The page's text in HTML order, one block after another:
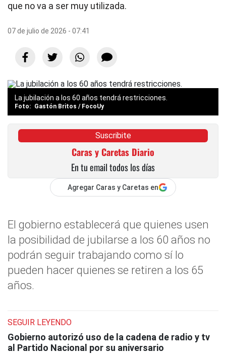
que no va a ser muy utilizada.
07 de julio de 2026 - 07:41
La jubilación a los 60 años tendrá restricciones.
Gastón Britos / FocoUy
Suscribite
Caras y Caretas Diario
En tu email todos los días
Agregar Caras y Caretas en
El gobierno establecerá que quienes usen
la posibilidad de jubilarse a los 60 años no
podrán seguir trabajando como sí lo
pueden hacer quienes se retiren a los 65
años.
SEGUIR LEYENDO
Gobierno autorizó uso de la cadena de radio y tv
al Partido Nacional por su aniversario